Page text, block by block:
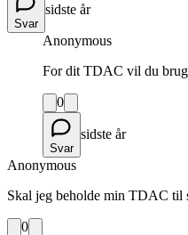
Svar
sidste år
Anonymous
For dit TDAC vil du
0
Svar
sidste år
Anonymous
Skal jeg beholde min TDAC til
0